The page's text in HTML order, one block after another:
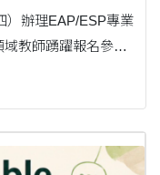
）辦理EAP/ESP專業
教師踴躍報名參
師EAP/ESP之深度與
資源中心特辦....